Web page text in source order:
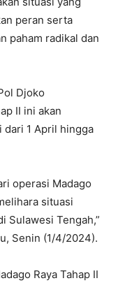
peran serta
paham radikal dan
Djoko
II ini akan
dari 1 April hingga
operasi Madago
situasi
Sulawesi Tengah,”
Senin (1/4/2024).
Raya Tahap II